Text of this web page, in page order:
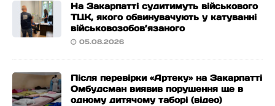
На Закарпатті судитимуть військового
ТЦК, якого обвинувачують у катуванні
військовозобов’язаного
05.08.2026
Після перевірки «Артеку» на Закарпатті
Омбудсман виявив порушення ще в
одному дитячому таборі (відео)